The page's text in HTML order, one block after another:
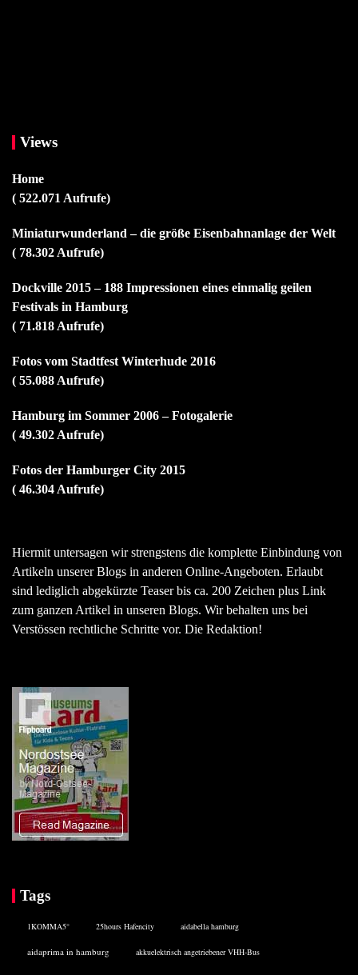
Views
Home
( 522.071 Aufrufe)
Miniaturwunderland – die größe Eisenbahnanlage der Welt
( 78.302 Aufrufe)
Dockville 2015 – 188 Impressionen eines einmalig geilen
Festivals in Hamburg
( 71.818 Aufrufe)
Fotos vom Stadtfest Winterhude 2016
( 55.088 Aufrufe)
Hamburg im Sommer 2006 – Fotogalerie
( 49.302 Aufrufe)
Fotos der Hamburger City 2015
( 46.304 Aufrufe)
Hiermit untersagen wir strengstens die komplette Einbindung von
Artikeln unserer Blogs in anderen Online-Angeboten. Erlaubt
sind lediglich abgekürzte Teaser bis ca. 200 Zeichen plus Link
zum ganzen Artikel in unseren Blogs. Wir behalten uns bei
Verstössen rechtliche Schritte vor. Die Redaktion!
Tags
1KOMMA5° 25hours Hafencity aidabella hamburg
aidaprima in hamburg akkuelektrisch angetriebener VHH-Bus